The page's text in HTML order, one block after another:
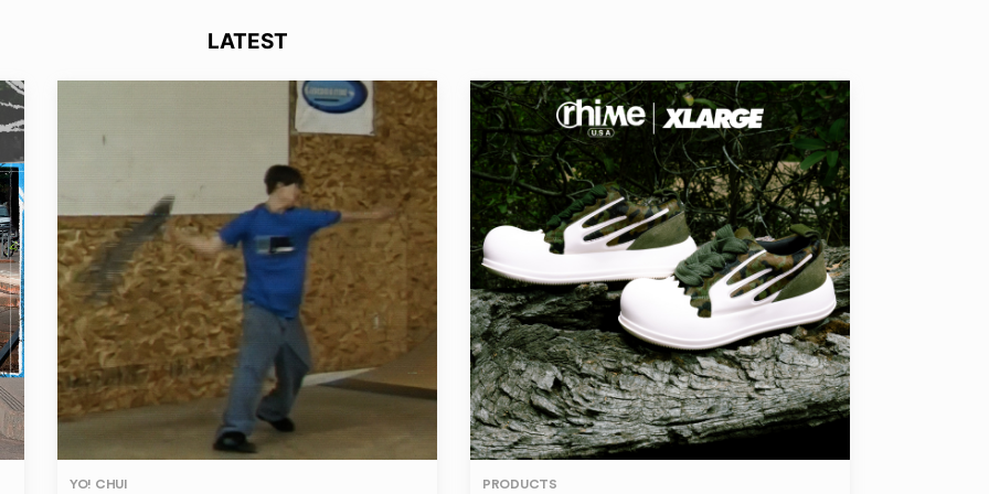
LATEST
YO! CHUI PRODUCTS